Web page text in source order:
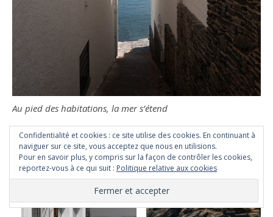
Au pied des habitations, la mer s’étend
Confidentialité et cookies : ce site utilise des cookies. En continuant à
naviguer sur ce site, vous acceptez que nous en utilisions.
Pour en savoir plus, y compris sur la façon de contrôler les cookies,
reportez-vous à ce qui suit : Politique relative aux cookies